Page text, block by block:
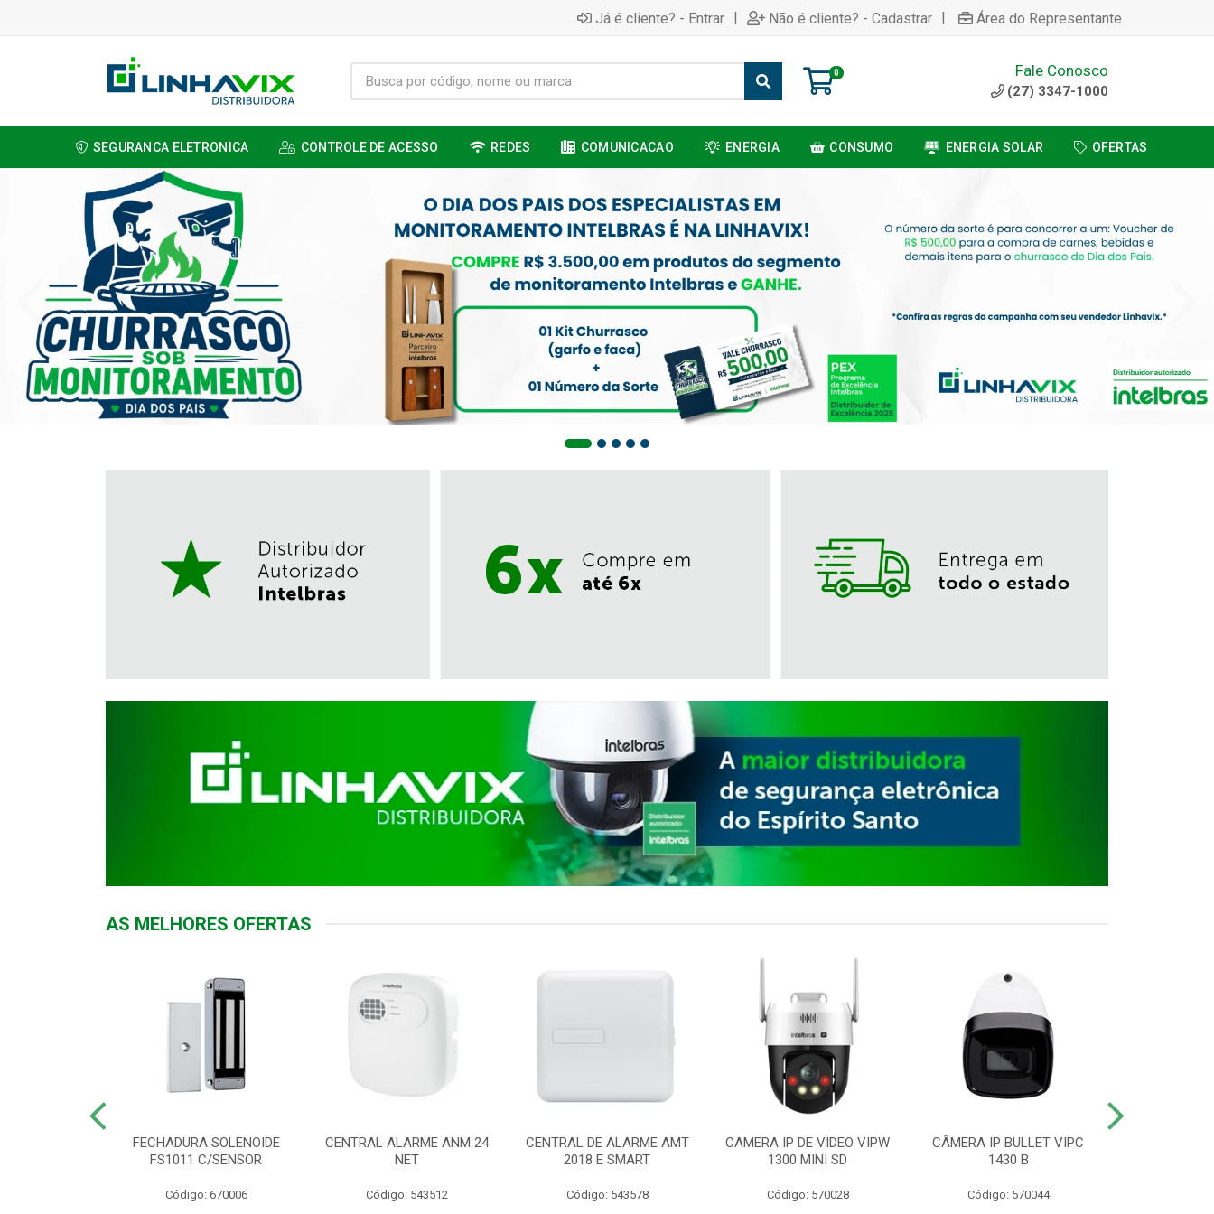
Já é cliente? - Entrar | Não é cliente? - Cadastrar | Área do Representante
0 Fale Conosco
(27) 3347-1000
SEGURANCA ELETRONICA CONTROLE DE ACESSO REDES COMUNICACAO ENERGIA CONSUMO ENERGIA SOLAR OFERTAS
AS MELHORES OFERTAS
FECHADURA SOLENOIDE
FS1011 C/SENSOR
Código: 670006
CENTRAL ALARME ANM 24
NET
Código: 543512
CENTRAL DE ALARME AMT
2018 E SMART
Código: 543578
CAMERA IP DE VIDEO VIPW
1300 MINI SD
Código: 570028
CÂMERA IP BULLET VIPC
1430 B
Código: 570044